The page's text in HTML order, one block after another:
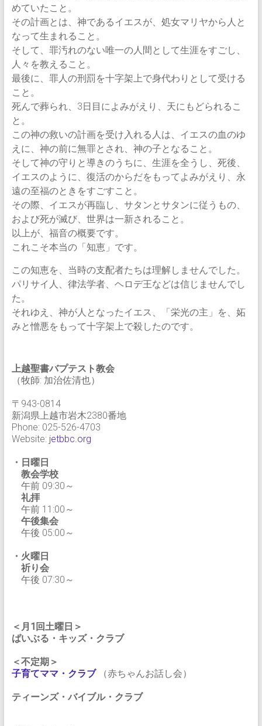
めていたこと。
その計画とは、神であるイエスが、処女マリヤから人と
なって生まれること。
そして、罪汚れのない唯一の人間として生涯をすごし、
人々を教えること。
最後に、罪人の刑罰を十字架上で身代わりとして受ける
こと。
死んで葬られ、3日目によみがえり、天にもどられるこ
と。
この神の救いの計画を受け入れる人は、イエスの血のゆ
えに、神の前に無罪とされ、神の子となること。
そして神の守りと導きのうちに、生涯を全うし、死後、
イエスのように、復活のからだをもってよみがえり、永
遠の至福のときをすごすこと。
その際、イエスが再臨し、サタンとサタンに従うもの、
および死が滅び、世界は一新されること。
以上が、福音の概要です。
これこそ本当の「知恵」です。
この知恵を、当時の支配者たちは理解しませんでした。
パリサイ人、律法学者、ヘロデ王などは信じませんでし
た。
それゆえ、神が人となったイエス、「栄光の主」を、妬
みと憎悪をもって十字架上で殺したのです。
上越聖書バプテスト教会
（牧師: 加治佐清也）
〒943-0814
新潟県上越市岩木2380番地
Phone: 025-526-4703
Website: jetbbc.org
・日曜日
教会学校
午前 09:30～
礼拝
午前 11:00～
午後集会
午後 05:00～
・火曜日
祈り会
午後 07:30～
＜月1回土曜日＞
ばいぶる・キッズ・クラブ
＜不定期＞
子育てママ・クラブ（赤ちゃんお話し会）
ティーンズ・バイブル・クラブ